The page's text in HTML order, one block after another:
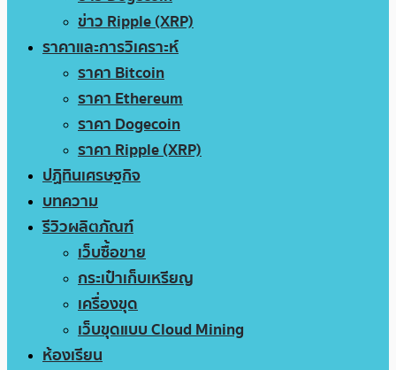
ข่าว Ripple (XRP)
ราคาและการวิเคราะห์
ราคา Bitcoin
ราคา Ethereum
ราคา Dogecoin
ราคา Ripple (XRP)
ปฏิทินเศรษฐกิจ
บทความ
รีวิวผลิตภัณฑ์
เว็บซื้อขาย
กระเป๋าเก็บเหรียญ
เครื่องขุด
เว็บขุดแบบ Cloud Mining
ห้องเรียน